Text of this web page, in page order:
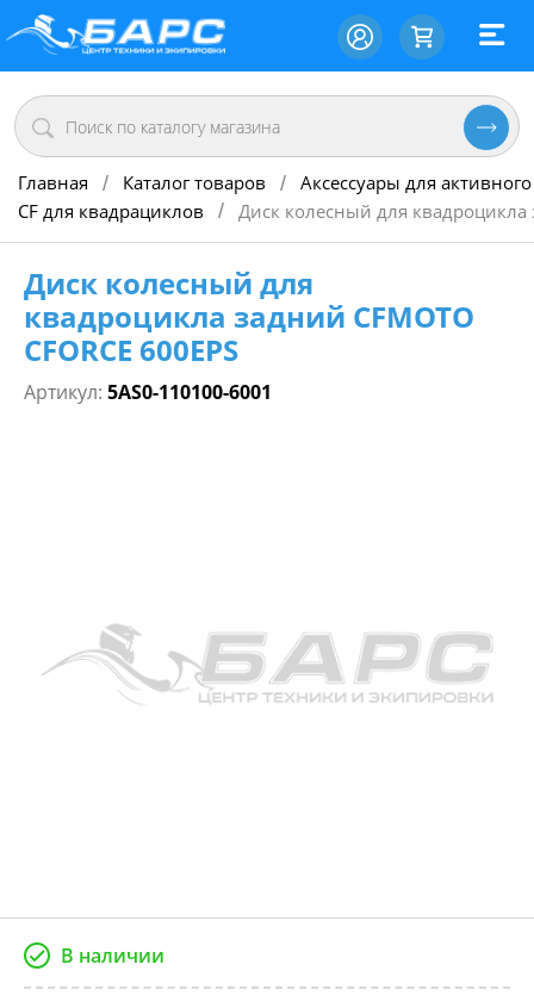
Главная / Каталог товаров / Аксессуары для
CF для квадрациклов
/ Диск колесный для квадроцикла
Диск колесный для
квадроцикла задний CFMOTO
CFORCE 600EPS
Артикул: 5AS0-110100-6001
В наличии